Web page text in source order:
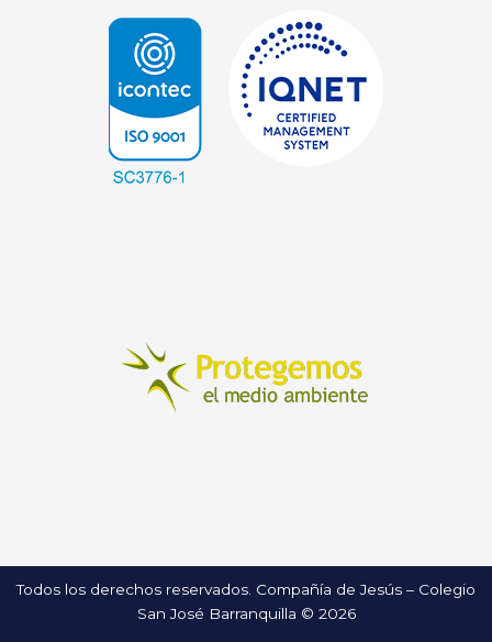
Todos los derechos reservados. Compañía de Jesús – Colegio
San José Barranquilla © 2026